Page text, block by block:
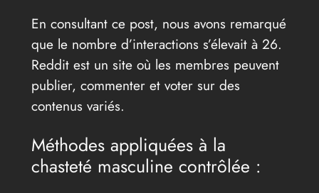
En consultant ce post, nous avons remarqué
que le nombre d’interactions s’élevait à 26.
Reddit est un site où les membres peuvent
publier, commenter et voter sur des
contenus variés.
Méthodes appliquées à la
chasteté masculine contrôlée :